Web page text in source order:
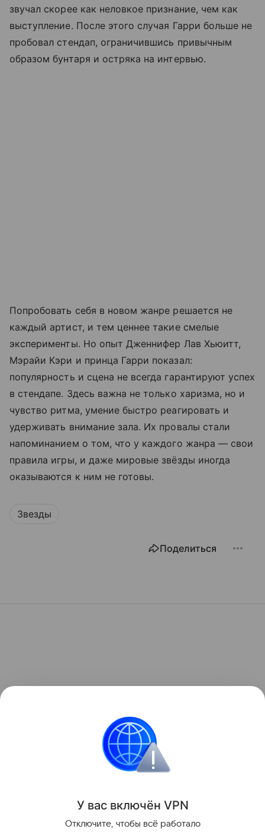
звучал скорее как неловкое признание, чем как
выступление. После этого случая Гарри больше не
пробовал стендап, ограничившись привычным
образом бунтаря и остряка на интервью.
Попробовать себя в новом жанре решается не
каждый артист, и тем ценнее такие смелые
эксперименты. Но опыт Дженнифер Лав Хьюитт,
Мэрайи Кэри и принца Гарри показал:
популярность и сцена не всегда гарантируют успех
в стендапе. Здесь важна не только харизма, но и
чувство ритма, умение быстро реагировать и
удерживать внимание зала. Их провалы стали
напоминанием о том, что у каждого жанра — свои
правила игры, и даже мировые звёзды иногда
оказываются к ним не готовы.
Звезды
Поделиться
У вас включён VPN
Отключите, чтобы всё работало